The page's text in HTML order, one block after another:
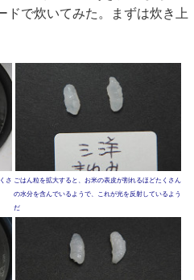
ドで炊いてみた。まずは炊き上
さ ごはん粒を拡大すると、お米の表皮が割れるほどたくさん
の水分を含んでいるようで、これが光を反射しているよう
だ